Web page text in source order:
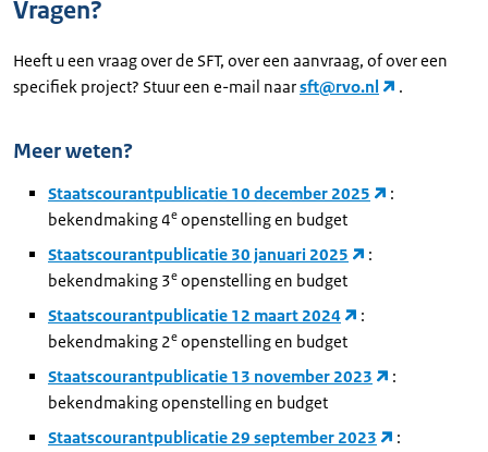
Vragen?
Heeft u een vraag over de SFT, over een aanvraag, of over een
specifiek project? Stuur een e-mail naarsft@rvo.nl .
Meer weten?
Staatscourantpublicatie 10 december 2025
:
bekendmaking 4e openstelling en budget
Staatscourantpublicatie 30 januari 2025
:
bekendmaking 3e openstelling en budget
Staatscourantpublicatie 12 maart 2024
:
bekendmaking 2e openstelling en budget
Staatscourantpublicatie 13 november 2023
:
bekendmaking openstelling en budget
Staatscourantpublicatie 29 september 2023
: